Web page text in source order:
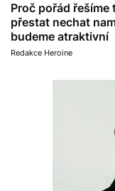
Proč pořád
přestat nechat
budeme atraktivní
Redakce Heroine